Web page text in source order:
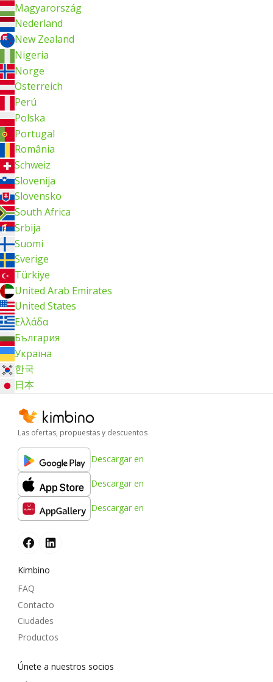
Magyarország
Nederland
New Zealand
Nigeria
Norge
Österreich
Perú
Polska
Portugal
România
Schweiz
Slovenija
Slovensko
South Africa
Srbija
Suomi
Sverige
Türkiye
United Arab Emirates
United States
Ελλάδα
България
Україна
한국
日本
Las ofertas, propuestas y descuentos
Descargar en
Descargar en
Descargar en
Kimbino
FAQ
Contacto
Ciudades
Productos
Únete a nuestros socios